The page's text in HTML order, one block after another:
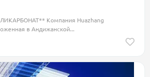
Компания Huazhang
в Андижанской...